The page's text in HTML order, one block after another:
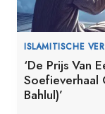
ISLAMITISCHE
‘De Prijs Van
Soefieverhaal
Bahlul)’